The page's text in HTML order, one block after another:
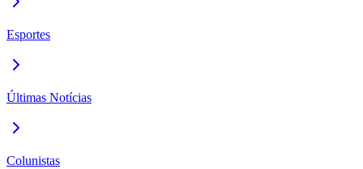
Esportes
Últimas Notícias
Colunistas